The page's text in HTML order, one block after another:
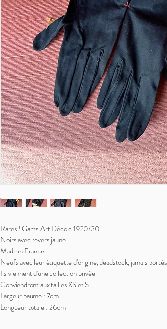
Rares ! Gants Art Déco c.1920/30
Noirs avec revers jaune
Made in France
Neufs avec leur étiquette d'origine, deadstock, jamais portés
Ils viennent d'une collection privée
Conviendront aux tailles XS et S
Largeur paume : 7cm
Longueur totale : 26cm